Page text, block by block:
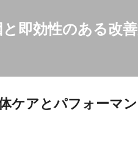
即効性のある改
ケアとパフォーマ